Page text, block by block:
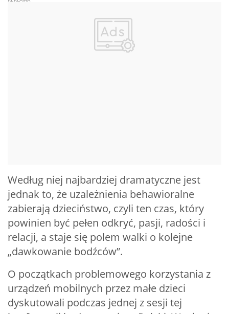
Według niej najbardziej dramatyczne jest
jednak to, że uzależnienia behawioralne
zabierają dzieciństwo, czyli ten czas, który
powinien być pełen odkryć, pasji, radości i
relacji, a staje się polem walki o kolejne
„dawkowanie bodźców”.
O początkach problemowego korzystania z
urządzeń mobilnych przez małe dzieci
dyskutowali podczas jednej z sesji tej